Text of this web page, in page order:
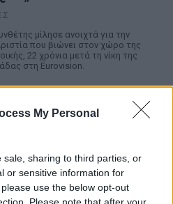
My Personal
sale, sharing to third parties, or
or sensitive information for
use the below opt-out
Please note that after your
μίλησε ανοιχτά για την
που βιώνει στον χώρο της
22 χρόνια μετά τη νίκη της
στη Eurovision.
στο λιμάνι του Πειραιά:
διακοπές έναν μήνα» ‑ Η
ατάκα στην κάμερα του
της εκπομπής «Κοινωνία Ώρα
από το λιμάνι του Πειραιά, την
7 Αυγούστου.